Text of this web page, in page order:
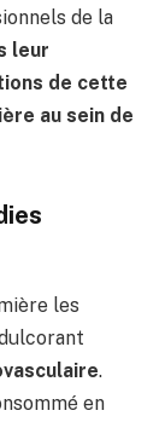
de la
leur
de cette
au sein de
les
.
en